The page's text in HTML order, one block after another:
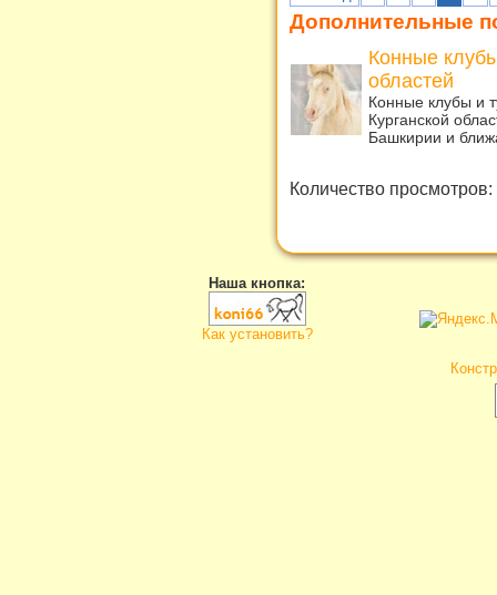
Дополнительные
Конные
областей
Конные клубы и
Курганской
Башкирии и
Количество просмотров:
Наша кнопка:
Как установить?